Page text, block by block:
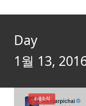
Day
1월 13,
#새소식